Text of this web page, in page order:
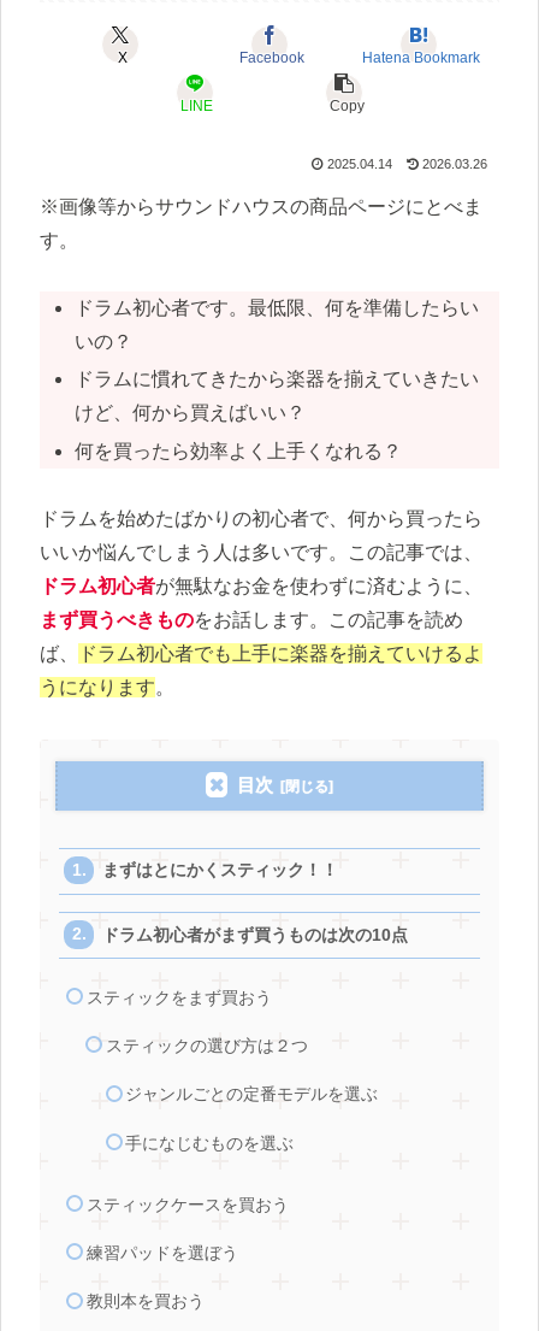
X Facebook Hatena Bookmark
LINE Copy
2025.04.14 2026.03.26
※画像等からサウンドハウスの商品ページにとべま
す。
ドラム初心者です。最低限、何を準備したらい
いの？
ドラムに慣れてきたから楽器を揃えていきたい
けど、何から買えばいい？
何を買ったら効率よく上手くなれる？
ドラムを始めたばかりの初心者で、何から買ったら
いいか悩んでしまう人は多いです。
この記事では、
ドラム初心者が無駄なお金を使わずに済むように、
まず買うべきものをお話します。
この記事を読め
ば、
ドラム初心者でも上手に楽器を揃えていけるよ
うになります。
目次
まずはとにかくスティック！！
ドラム初心者がまず買うものは次の10点
スティックをまず買おう
スティックの選び方は２つ
ジャンルごとの定番モデルを選ぶ
手になじむものを選ぶ
スティックケースを買おう
練習パッドを選ぼう
教則本を買おう